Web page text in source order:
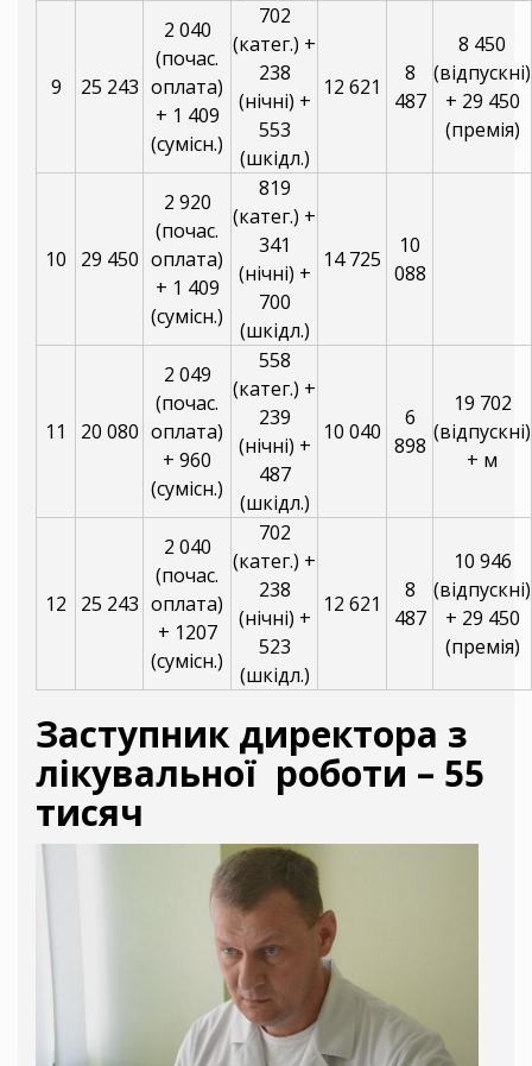
9 25 243
2 040
(почас.
оплата)
+ 1 409
(сумісн.)
702
(катег.) +
238
(нічні) +
553
(шкідл.)
12 621
8
487
8 450
(відпускні)
+ 29 450
(премія)
10 29 450
2 920
(почас.
оплата)
+ 1 409
(сумісн.)
819
(катег.) +
341
(нічні) +
700
(шкідл.)
14 725
10
088
11 20 080
2 049
(почас.
оплата)
+ 960
(сумісн.)
558
(катег.) +
239
(нічні) +
487
(шкідл.)
10 040
6
898
19 702
(відпускні)
+ м
12 25 243
2 040
(почас.
оплата)
+ 1207
(сумісн.)
702
(катег.) +
238
(нічні) +
523
(шкідл.)
12 621
8
487
10 946
(відпускні)
+ 29 450
(премія)
Заступник директора з
лікувальної роботи – 55
тисяч